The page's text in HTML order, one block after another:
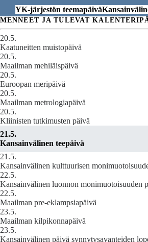
YK-järjestön teemapäivä
MENNEET JA TULEVAT
20.5.
Kaatuneitten muistopäivä
20.5.
Maailman mehiläispäivä
20.5.
Euroopan meripäivä
20.5.
Maailman metrologiapäivä
20.5.
Kliinisten tutkimusten päivä
21.5.
Kansainvälinen teepäivä
21.5.
Kansainvälinen kulttuurisen
22.5.
Kansainvälinen luonnon monimuotoisuuden
22.5.
Maailman pre-eklampsiapäivä
23.5.
Maailman kilpikonnapäivä
23.5.
Kansainvälinen päivä synnytysavanteiden